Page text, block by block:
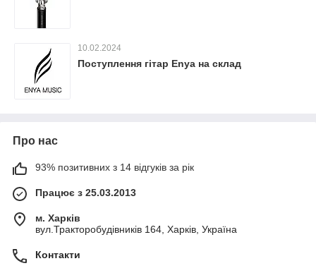
10.02.2024
Поступлення гітар Enya на склад
Про нас
93% позитивних з 14 відгуків за рік
Працює з 25.03.2013
м. Харків
вул.Тракторобудівників 164, Харків, Україна
Контакти